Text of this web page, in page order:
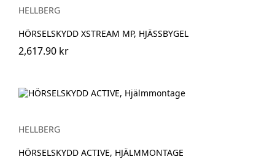
HELLBERG
HÖRSELSKYDD XSTREAM MP, HJÄSSBYGEL
2,617.90 kr
HELLBERG
HÖRSELSKYDD ACTIVE, HJÄLMMONTAGE